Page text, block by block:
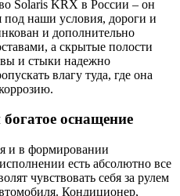
Solaris KRX в России – он
под наши условия, дороги и
и дополнительно
а скрытые полости
и стыки надежно
влагу туда, где она
оснащение
и в формировании
есть абсолютно все
чувствовать себя за рулем
Кондиционер,